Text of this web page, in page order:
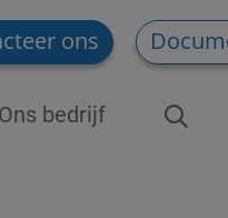
ons
Ons bedrijf